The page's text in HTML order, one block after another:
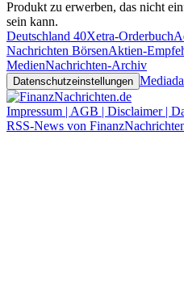
Produkt zu erwerben, das nicht
sein kann.
Deutschland 40Xetra-Orderbuch
Nachrichten BörsenAktien-
MedienNachrichten-Archiv
Datenschutzeinstellungen
Impressum | AGB | Disclaimer |
RSS-News von